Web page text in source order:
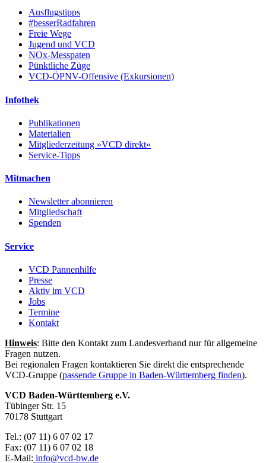
Ausflugstipps
#besserRadfahren
Freie Wege
Jugend und VCD
NOx-Messpaten
Pünktliche Züge
VCD-ÖPNV-Offensive (Exkursionen)
Infothek
Publikationen
Materialien
Mitgliederzeitung »VCD direkt«
Service-Tipps
Mitmachen
Newsletter abonnieren
Mitgliedschaft
Spenden
Service
VCD Pannenhilfe
Presse
Aktiv im VCD
Jobs
Termine
Kontakt
Hinweis: Bitte den Kontakt zum Landesverband nur für allgemeine
Fragen nutzen.
Bei regionalen Fragen kontaktieren Sie direkt die entsprechende
VCD-Gruppe (passende Gruppe in Baden-Württemberg finden).
VCD Baden-Württemberg e.V.
Tübinger Str. 15
70178 Stuttgart
Tel.: (07 11) 6 07 02 17
Fax: (07 11) 6 07 02 18
E-Mail: info@vcd-bw.de